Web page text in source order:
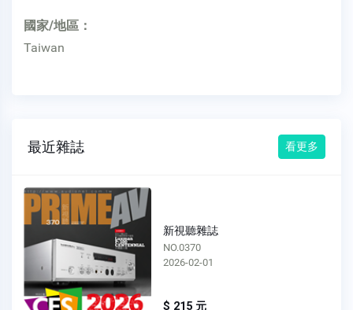
國家/地區：
Taiwan
最近雜誌 看更多
新視聽雜誌
NO.0368
2025-12-01
$ 215 元